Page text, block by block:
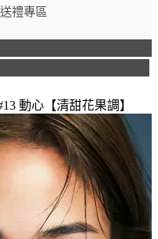
送禮專區
動心【清甜花果調】